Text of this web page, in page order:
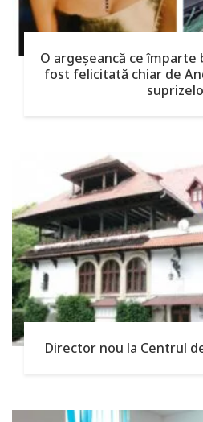
O argeşeancă ce împarte
fost felicitată chiar de
Director nou la Centrul